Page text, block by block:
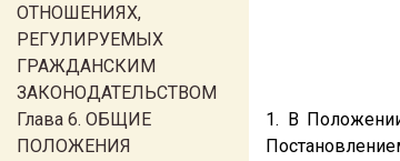
ОТНОШЕНИЯХ,
РЕГУЛИРУЕМЫХ
ГРАЖДАНСКИМ
ЗАКОНОДАТЕЛЬСТВОМ
Глава 6. ОБЩИЕ
ПОЛОЖЕНИЯ
1. В